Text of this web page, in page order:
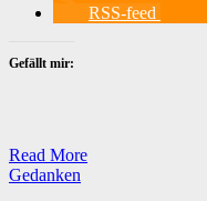
RSS-feed
Gefällt mir:
Read More
Posted
Gedanken